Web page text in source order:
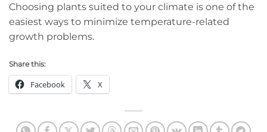
Choosing plants suited to your climate is one of the
easiest ways to minimize temperature-related
growth problems.
Share this:
Facebook X